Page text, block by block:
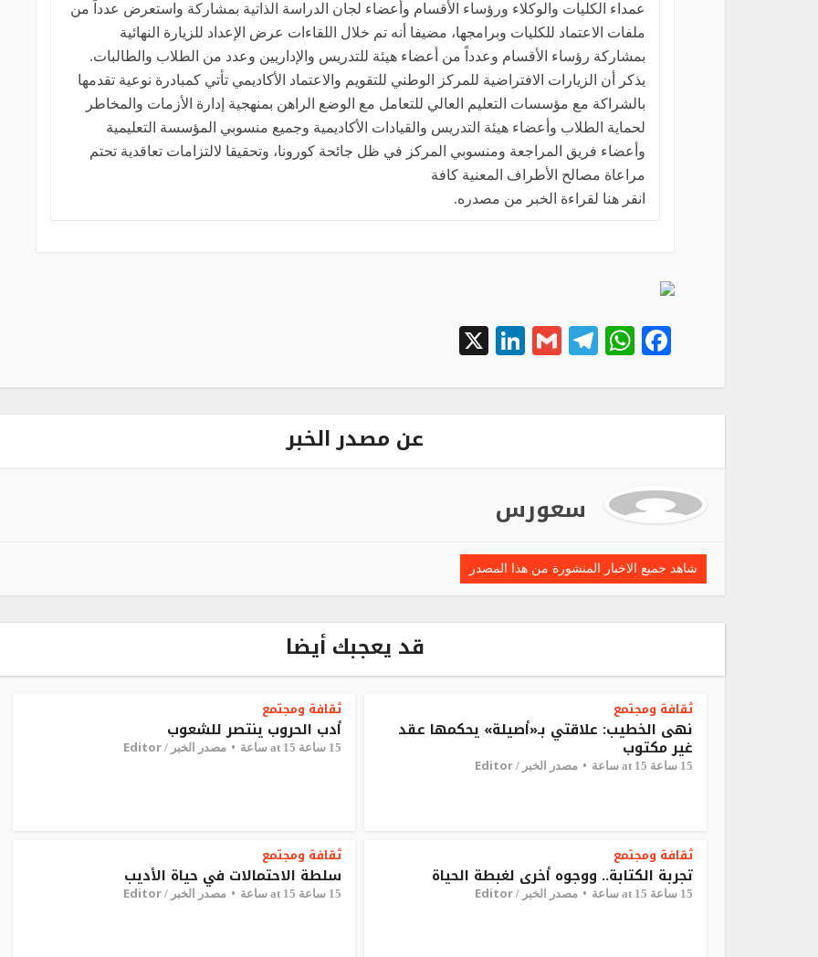
عمداء الكليات والوكلاء ورؤساء الأقسام وأعضاء لجان الدراسة الذاتية بمشاركة واستعرض عدداً من
ملفات الاعتماد للكليات وبرامجها، مضيفا أنه تم خلال اللقاءات عرض الإعداد للزيارة النهائية
بمشاركة رؤساء الأقسام وعدداً من أعضاء هيئة للتدريس والإداريين وعدد من الطلاب والطالبات.
يذكر أن الزيارات الافتراضية للمركز الوطني للتقويم والاعتماد الأكاديمي تأتي كمبادرة نوعية تقدمها
بالشراكة مع مؤسسات التعليم العالي للتعامل مع الوضع الراهن بمنهجية إدارة الأزمات والمخاطر
لحماية الطلاب وأعضاء هيئة التدريس والقيادات الأكاديمية وجميع منسوبي المؤسسة التعليمية
وأعضاء فريق المراجعة ومنسوبي المركز في ظل جائحة كورونا، وتحقيقا لالتزامات تعاقدية تحتم
مراعاة مصالح الأطراف المعنية كافة
انقر هنا لقراءة الخبر من مصدره.
Facebook
WhatsApp
Telegram
Gmail
LinkedIn
عن مصدر الخبر
سعورس
شاهد جميع الاخبار المنشورة من هذا المصدر
قد يعجبك أيضا
ثقافة ومجتمع
نهى الخطيب: علاقتي بـ«أصيلة» يحكمها عقد
غير مكتوب
15 ساعة at 15 ساعة مصدر الخبر / Editor
ثقافة ومجتمع
أدب الحروب ينتصر للشعوب
15 ساعة at 15 ساعة مصدر الخبر / Editor
ثقافة ومجتمع
تجربة الكتابة.. ووجوه أخرى لغبطة الحياة
15 ساعة at 15 ساعة مصدر الخبر / Editor
ثقافة ومجتمع
سلطة الاحتمالات في حياة الأديب
15 ساعة at 15 ساعة مصدر الخبر / Editor